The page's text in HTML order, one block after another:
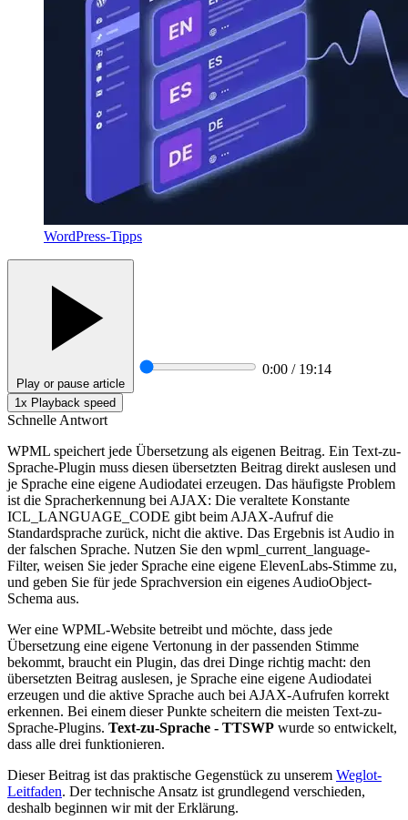
WordPress-Tipps
Play or pause article
0:00 / 19:14
1x Playback speed
Schnelle Antwort
WPML speichert jede Übersetzung als eigenen Beitrag. Ein Text-zu-
Sprache-Plugin muss diesen übersetzten Beitrag direkt auslesen und
je Sprache eine eigene Audiodatei erzeugen. Das häufigste Problem
ist die Spracherkennung bei AJAX: Die veraltete Konstante
ICL_LANGUAGE_CODE gibt beim AJAX-Aufruf die
Standardsprache zurück, nicht die aktive. Das Ergebnis ist Audio in
der falschen Sprache. Nutzen Sie den wpml_current_language-
Filter, weisen Sie jeder Sprache eine eigene ElevenLabs-Stimme zu,
und geben Sie für jede Sprachversion ein eigenes AudioObject-
Schema aus.
Wer eine WPML-Website betreibt und möchte, dass jede
Übersetzung eine eigene Vertonung in der passenden Stimme
bekommt, braucht ein Plugin, das drei Dinge richtig macht: den
übersetzten Beitrag auslesen, je Sprache eine eigene Audiodatei
erzeugen und die aktive Sprache auch bei AJAX-Aufrufen korrekt
erkennen. Bei einem dieser Punkte scheitern die meisten Text-zu-
Sprache-Plugins. Text-zu-Sprache - TTSWP wurde so entwickelt,
dass alle drei funktionieren.
Dieser Beitrag ist das praktische Gegenstück zu unserem Weglot-
Leitfaden. Der technische Ansatz ist grundlegend verschieden,
deshalb beginnen wir mit der Erklärung.